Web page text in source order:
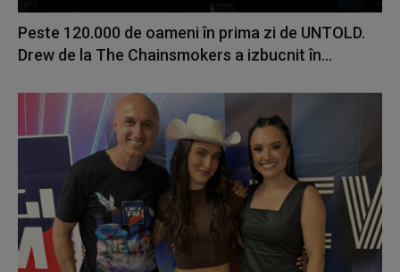
Peste 120.000 de oameni în prima zi de UNTOLD.
Drew de la The Chainsmokers a izbucnit în...